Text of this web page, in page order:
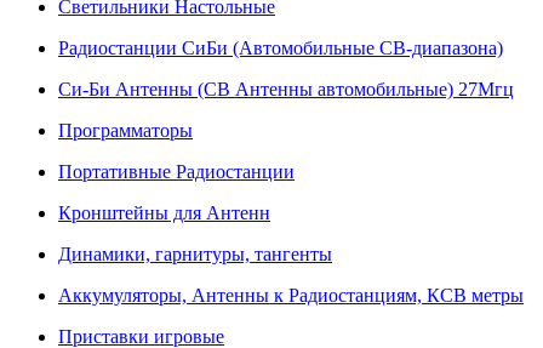
Светильники Настольные
Радиостанции СиБи (Автомобильные СВ-диапазона)
Си-Би Антенны (СВ Антенны автомобильные) 27Мгц
Программаторы
Портативные Радиостанции
Кронштейны для Антенн
Динамики, гарнитуры, тангенты
Аккумуляторы, Антенны к Радиостанциям, КСВ метры
Приставки игровые